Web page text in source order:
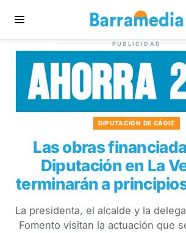
PUBLICIDAD
DIPUTACIÓN DE CÁDIZ
Las obras
Diputación en La
terminarán a
La presidenta, el alcalde y la
Fomento visitan la actuación que